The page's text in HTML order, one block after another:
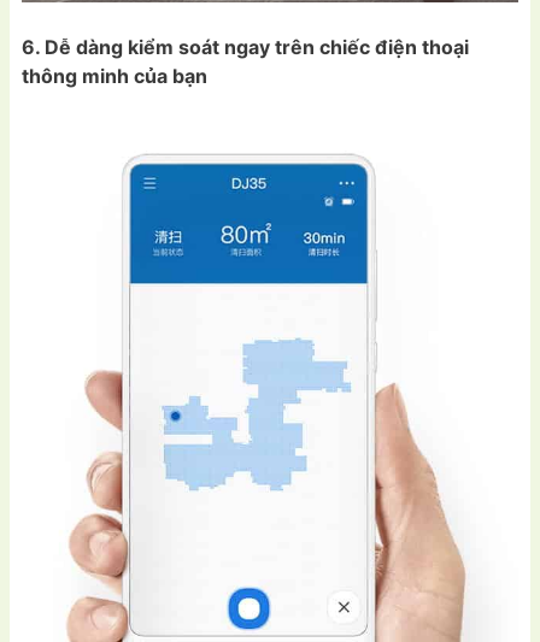
6. Dễ dàng kiểm soát ngay trên chiếc điện thoại
thông minh của bạn